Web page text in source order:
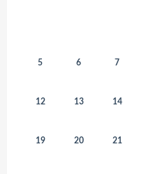
5 6 7
12 13 14
19 20 21